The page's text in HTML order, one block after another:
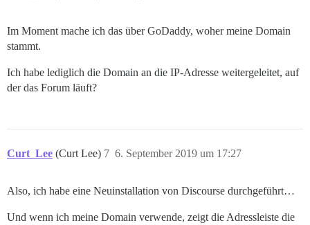
Im Moment mache ich das über GoDaddy, woher meine Domain
stammt.
Ich habe lediglich die Domain an die IP-Adresse weitergeleitet, auf
der das Forum läuft?
Curt_Lee (Curt Lee) 6. September 2019 um 17:27
7
Also, ich habe eine Neuinstallation von Discourse durchgeführt…
Und wenn ich meine Domain verwende, zeigt die Adressleiste die